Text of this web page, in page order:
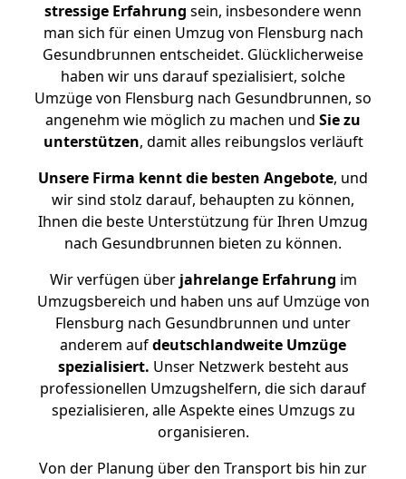
stressige Erfahrung sein, insbesondere wenn
man sich für einen Umzug von Flensburg nach
Gesundbrunnen entscheidet. Glücklicherweise
haben wir uns darauf spezialisiert, solche
Umzüge von Flensburg nach Gesundbrunnen, so
angenehm wie möglich zu machen und Sie zu
unterstützen, damit alles reibungslos verläuft
Unsere Firma kennt die besten Angebote, und
wir sind stolz darauf, behaupten zu können,
Ihnen die beste Unterstützung für Ihren Umzug
nach Gesundbrunnen bieten zu können.
Wir verfügen überjahrelange Erfahrung im
Umzugsbereich und haben uns auf Umzüge von
Flensburg nach Gesundbrunnen und unter
anderem aufdeutschlandweite Umzüge
spezialisiert. Unser Netzwerk besteht aus
professionellen Umzugshelfern, die sich darauf
spezialisieren, alle Aspekte eines Umzugs zu
organisieren.
Von der Planung über den Transport bis hin zur